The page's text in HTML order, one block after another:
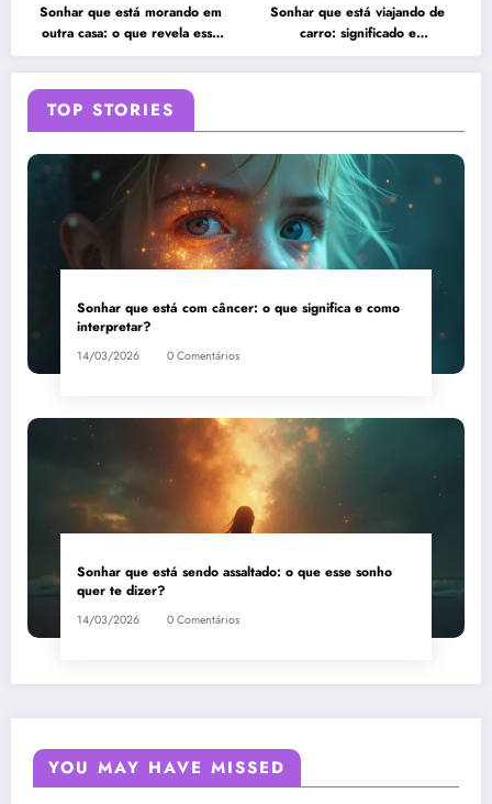
Sonhar que está morando em
outra casa: o que revela esse
sonho?
Sonhar que está viajando de
carro: significado e
interpretação
TOP STORIES
Sonhar que está com câncer: o que significa e como
interpretar?
14/03/2026 0 Comentários
Sonhar que está sendo assaltado: o que esse sonho
quer te dizer?
14/03/2026 0 Comentários
YOU MAY HAVE MISSED